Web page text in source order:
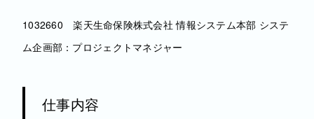
1032660 楽天生命保険株式会社 情報システム本部 システ
ム企画部：プロジェクトマネジャー
仕事内容